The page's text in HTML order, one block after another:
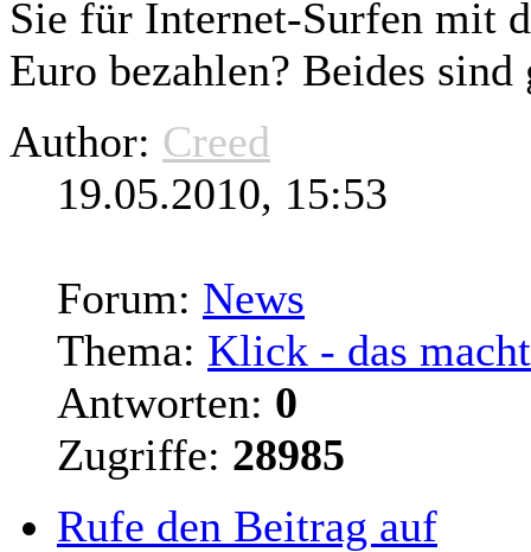
Sie für Internet-Surfen mit
Euro bezahlen? Beides
Author: Creed
19.05.2010, 15:53
Forum: News
Thema: Klick - das
Antworten: 0
Zugriffe: 28985
Rufe den Beitrag auf